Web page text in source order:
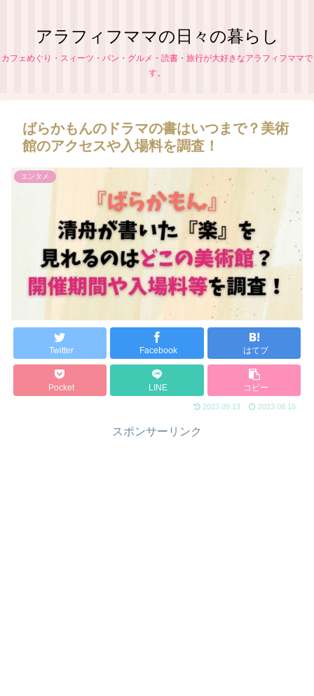
アラフィフママの日々の暮らし
カフェめぐり・スィーツ・パン・グルメ・読書・旅行が大好きなアラフィフママで
す。
ばらかもんのドラマの書はいつまで？美術
館のアクセスや入場料を調査！
エンタメ
Twitter Facebook はてブ
Pocket LINE コピー
2023.09.13 2023.08.16
スポンサーリンク